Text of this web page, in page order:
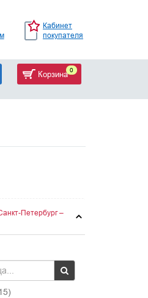
Кабинет
покупателя
Корзина 0
Петербург –